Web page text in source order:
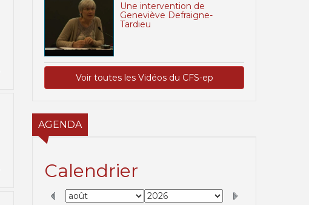
Une intervention de
Geneviève Defraigne-
Tardieu
Voir toutes les Vidéos du CFS-ep
AGENDA
Calendrier